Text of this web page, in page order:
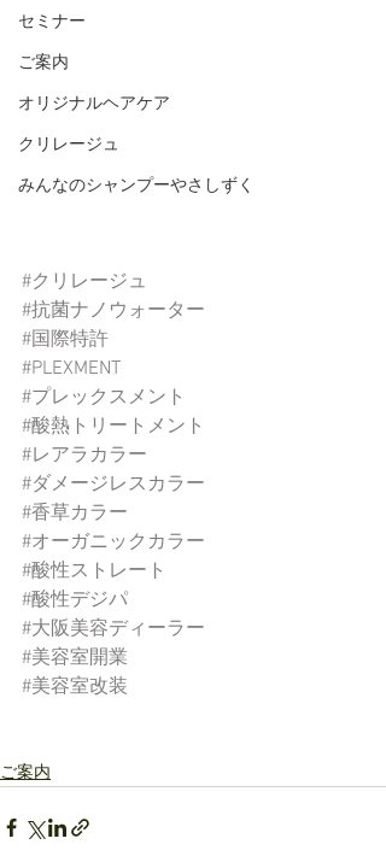
セミナー
ご案内
オリジナルヘアケア
クリレージュ
みんなのシャンプーやさしずく
#クリレージュ
#抗菌ナノウォーター
#国際特許
#PLEXMENT
#プレックスメント
#酸熱トリートメント
#レアラカラー
#ダメージレスカラー
#香草カラー
#オーガニックカラー
#酸性ストレート
#酸性デジパ
#大阪美容ディーラー
#美容室開業
#美容室改装
ご案内